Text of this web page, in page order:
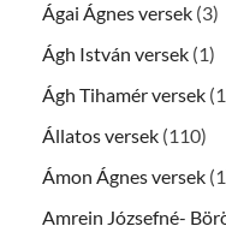
Ágai Ágnes versek (3)
Ágh István versek (1)
Ágh Tihamér versek
Állatos versek (110)
Ámon Ágnes versek
Amrein Józsefné-